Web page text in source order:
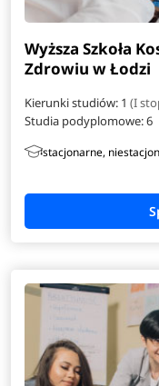
Wyższa Szkoła
Zdrowiu w Łodzi
Kierunki studiów: 1 (I
Studia podyplomowe:6
stacjonarne,